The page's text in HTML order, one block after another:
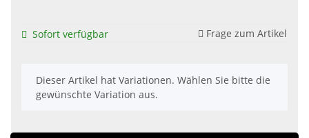
Sofort verfügbar Frage zum Artikel
x
Dieser Artikel hat Variationen. Wählen Sie bitte die
gewünschte Variation aus.